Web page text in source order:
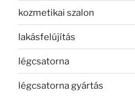
kozmetikai szalon
lakásfelújítás
légcsatorna
légcsatorna gyártás